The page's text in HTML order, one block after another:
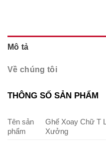
Mô tả
Về chúng tôi
THÔNG SỐ SẢN PHẨM
Tên sản
phẩm
Ghế Xoay Chữ T
Xưởng